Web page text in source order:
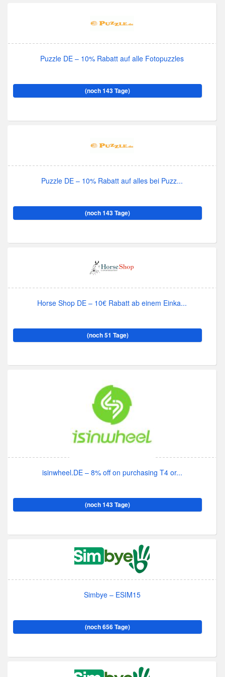
Puzzle DE – 10% Rabatt auf alle Fotopuzzles
(noch 143 Tage)
Puzzle DE – 10% Rabatt auf alles bei Puzz...
(noch 143 Tage)
Horse Shop DE – 10€ Rabatt ab einem Einka...
(noch 51 Tage)
isinwheel.DE – 8% off on purchasing T4 or...
(noch 143 Tage)
Simbye – ESIM15
(noch 656 Tage)